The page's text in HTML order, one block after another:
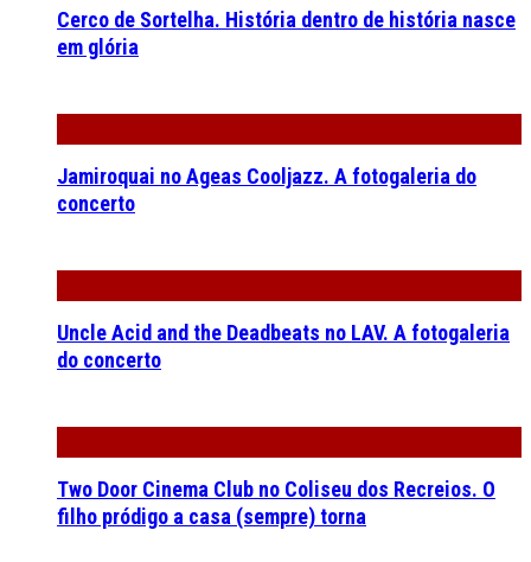
Cerco de Sortelha. História dentro de história nasce
em glória
Jamiroquai no Ageas Cooljazz. A fotogaleria do
concerto
Uncle Acid and the Deadbeats no LAV. A fotogaleria
do concerto
Two Door Cinema Club no Coliseu dos Recreios. O
filho pródigo a casa (sempre) torna